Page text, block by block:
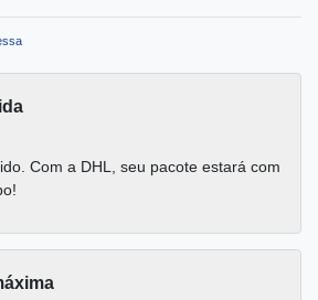
Com a DHL, seu pacote estará com